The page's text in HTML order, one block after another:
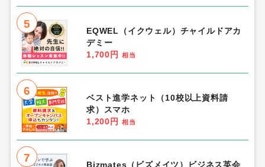
5
EQWEL（イクウェル）チャイルドアカ
デミー
1,700円
相当
6
ベスト進学ネット（10校以上資料請
求）スマホ
1,200円
相当
7
Bizmates（ビズメイツ）ビジネス英会